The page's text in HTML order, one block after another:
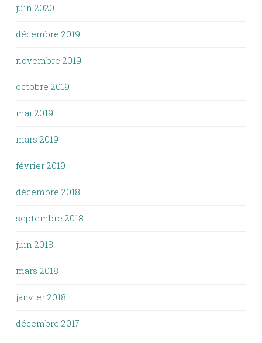
juin 2020
décembre 2019
novembre 2019
octobre 2019
mai 2019
mars 2019
février 2019
décembre 2018
septembre 2018
juin 2018
mars 2018
janvier 2018
décembre 2017